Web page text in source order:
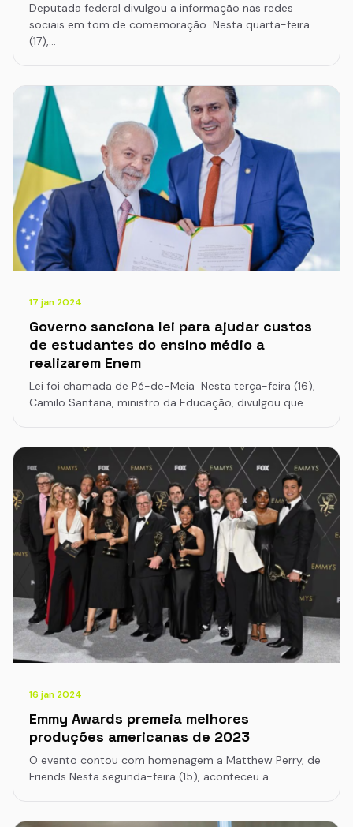
Deputada federal divulgou a informação nas redes
sociais em tom de comemoração Nesta quarta-feira
(17),…
17 jan 2024
Governo sanciona lei para ajudar custos
de estudantes do ensino médio a
realizarem Enem
Lei foi chamada de Pé-de-Meia Nesta terça-feira (16),
Camilo Santana, ministro da Educação, divulgou que…
16 jan 2024
Emmy Awards premeia melhores
produções americanas de 2023
O evento contou com homenagem a Matthew Perry, de
Friends Nesta segunda-feira (15), aconteceu a…